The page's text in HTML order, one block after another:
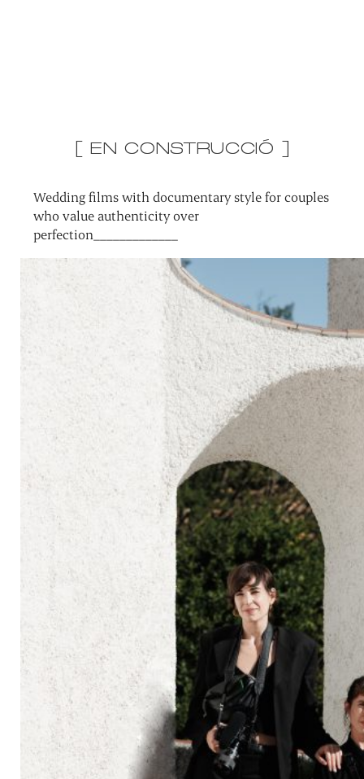
[ EN CONSTRUCCIÓ ]
Wedding films with documentary style for couples
who value authenticity over
perfection_____________